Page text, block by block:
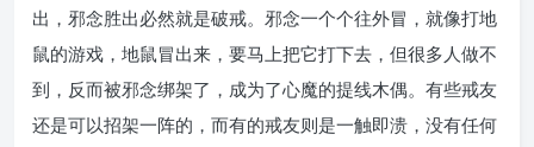
出，邪念胜出必然就是破戒。邪念一个个往外冒，就像打地
鼠的游戏，地鼠冒出来，要马上把它打下去，但很多人做不
到，反而被邪念绑架了，成为了心魔的提线木偶。有些戒友
还是可以招架一阵的，而有的戒友则是一触即溃，没有任何